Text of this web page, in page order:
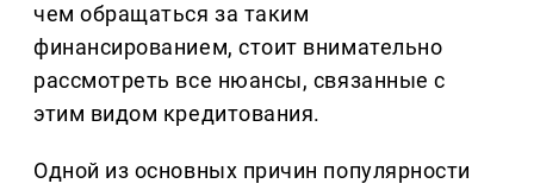
чем обращаться за таким
финансированием, стоит внимательно
рассмотреть все нюансы, связанные с
этим видом кредитования.
Одной из основных причин популярности